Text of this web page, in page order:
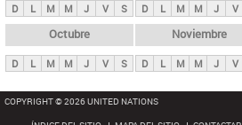
l
s
D L M M J V S D L M M J V
Octubre
D L M M J V S
Noviembre
D L M M J V
COPYRIGHT © 2026 UNITED NATIONS